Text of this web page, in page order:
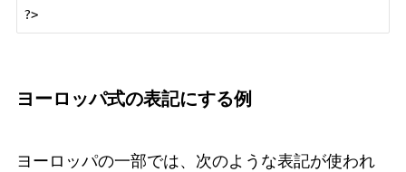
?>
ヨーロッパ式の表記にする例
ヨーロッパの一部では、次のような表記が使われ